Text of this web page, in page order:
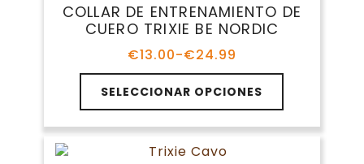
se
pueden
en
página
de
COLLAR DE ENTRENAMIENTO DE
CUERO TRIXIE BE NORDIC
€13.00-€24.99
Rango
de
precios:
desde
€13.00
hasta
€24.99
SELECCIONAR OPCIONES
Este
producto
tiene
múltiples